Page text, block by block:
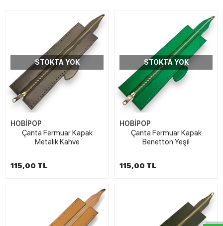
W
h
t
s
a
p
p
D
e
s
e
H
a
t
t
STOKTA YOK
HOBİPOP
Çanta Fermuar Kapak
Metalik Kahve
115,00 TL
STOKTA YOK
HOBİPOP
Çanta Fermuar Kapak
Benetton Yeşil
115,00 TL